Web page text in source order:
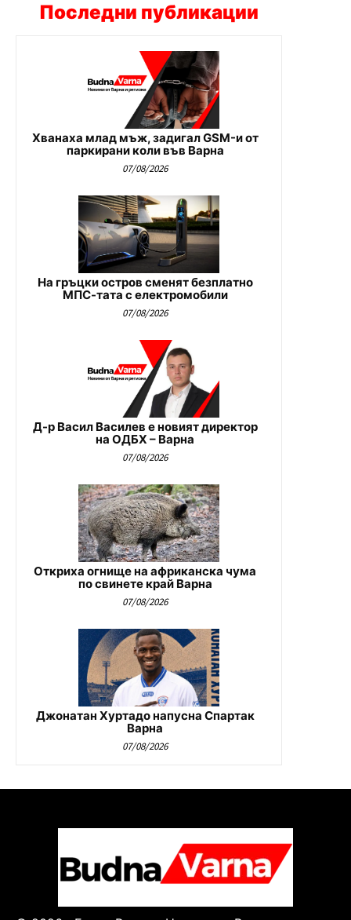
Последни публикации
Хванаха млад мъж, задигал GSM-и от
паркирани коли във Варна
07/08/2026
На гръцки остров сменят безплатно
МПС-тата с електромобили
07/08/2026
Д-р Васил Василев е новият директор
на ОДБХ – Варна
07/08/2026
Откриха огнище на африканска чума
по свинете край Варна
07/08/2026
Джонатан Хуртадо напусна Спартак
Варна
07/08/2026